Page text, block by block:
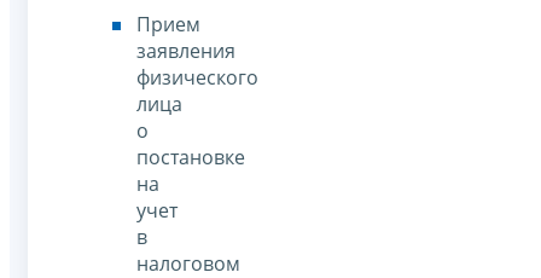
Прием
заявления
физического
лица
о
постановке
на
учет
в
налоговом